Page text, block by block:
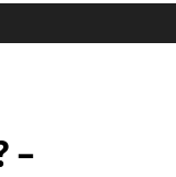
–